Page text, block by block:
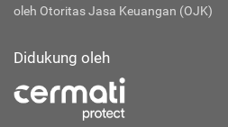
oleh Otoritas Jasa Keuangan (OJK)
Didukung oleh